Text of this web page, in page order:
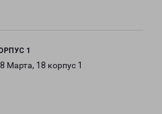
1
Марта, 18 корпус 1